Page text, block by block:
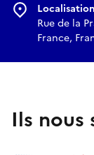
Localisation
Rue de la
France,
Ils nous